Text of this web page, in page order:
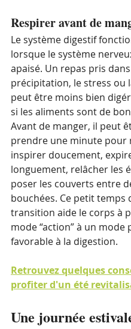
Respirer avant de
Le système digestif
lorsque le système
apaisé. Un repas pris
précipitation, le stress ou
peut être moins bien
si les aliments sont de
Avant de manger, il peut
prendre une minute pour
inspirer doucement,
longuement, relâcher les
poser les couverts entre
bouchées. Ce petit temps
transition aide le corps à
mode “action” à un mode
favorable à la digestion.
Retrouvez quelques
profiter d'un été
Une journée